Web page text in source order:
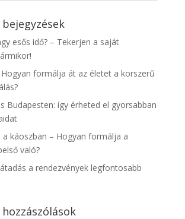
esős idő? – Tekerjen a saját
formálja át az életet a korszerű
Budapesten: így érheted el gyorsabban
a káoszban – Hogyan formálja a
való?
a rendezvények legfontosabb